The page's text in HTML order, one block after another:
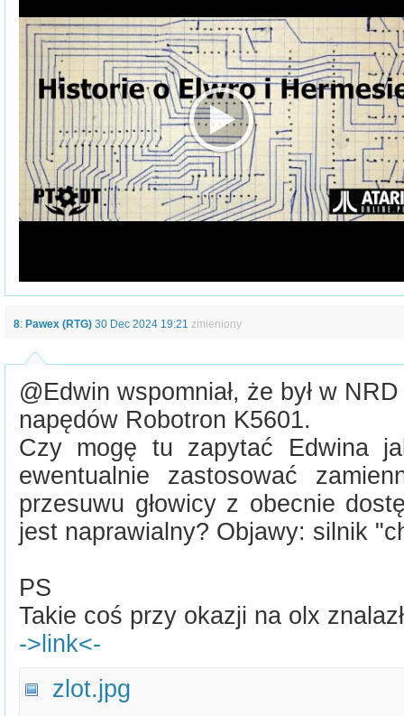
8: Pawex (RTG) 30 Dec 2024 19:21 zmieniony
@Edwin wspomniał, że był w
napędów Robotron K5601.
Czy mogę tu zapytać Edwina
ewentualnie zastosować
przesuwu głowicy z obecnie
jest naprawialny? Objawy: silnik
PS
Takie coś przy okazji na olx
->link<-
zlot.jpg